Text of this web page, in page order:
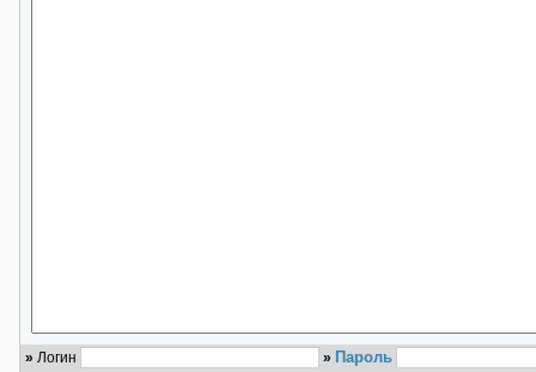
» Логин » Пароль